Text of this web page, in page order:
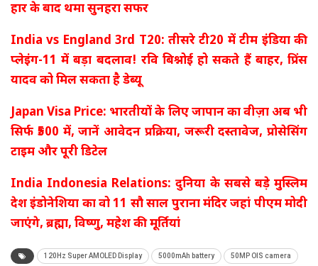
हार के बाद थमा सुनहरा सफर
India vs England 3rd T20: तीसरे टी20 में टीम इंडिया की
प्लेइंग-11 में बड़ा बदलाव! रवि बिश्नोई हो सकते हैं बाहर, प्रिंस
यादव को मिल सकता है डेब्यू
Japan Visa Price: भारतीयों के लिए जापान का वीज़ा अब भी
सिर्फ ₹500 में, जानें आवेदन प्रक्रिया, जरूरी दस्तावेज, प्रोसेसिंग
टाइम और पूरी डिटेल
India Indonesia Relations: दुनिया के सबसे बड़े मुस्लिम
देश इंडोनेशिया का वो 11 सौ साल पुराना मंदिर जहां पीएम मोदी
जाएंगे, ब्रह्मा, विष्णु, महेश की मूर्तियां
120Hz Super AMOLED Display 5000mAh battery 50MP OIS camera